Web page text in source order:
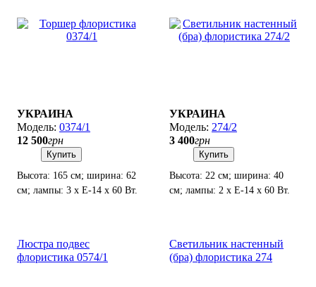
УКРАИНА
0374/1
12 500грн
Купить
Высота: 165 см; ширина: 62
см; лампы: 3 х Е-14 х 60 Вт.
УКРАИНА
274/2
3 400грн
Купить
Высота: 22 см; ширина: 40
см; лампы: 2 х Е-14 х 60 Вт.
Люстра подвес
флористика 0574/1
Светильник настенный
(бра) флористика 274